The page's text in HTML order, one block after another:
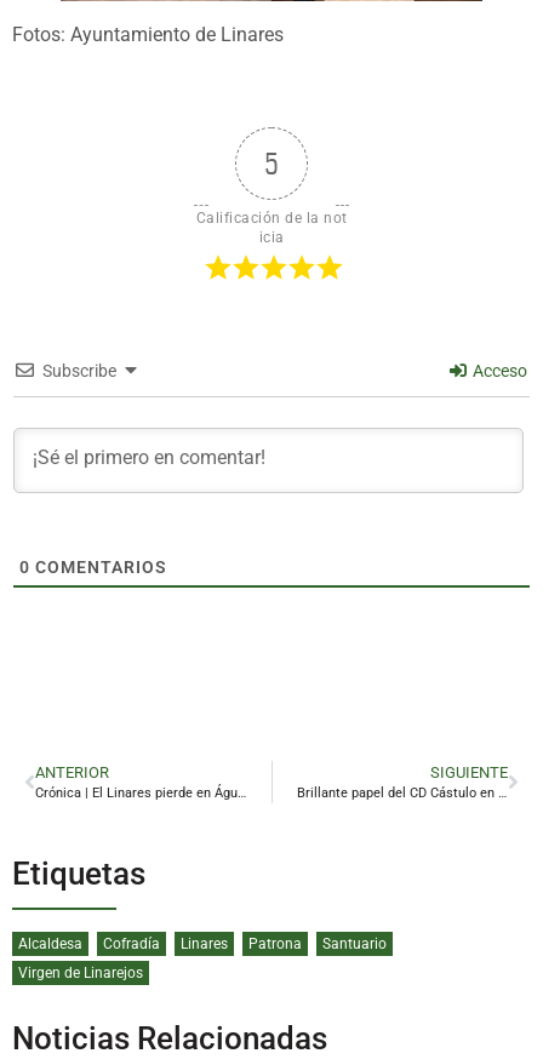
Fotos: Ayuntamiento de Linares
5
Calificación de la not
icia
Subscribe Acceso
0 COMENTARIOS
ANTERIOR
Crónica | El Linares pierde en Águilas y sigue en caída libre
SIGUIENTE
Brillante papel del CD Cástulo en el Campeonato de Andalucía
Etiquetas
Alcaldesa Cofradía Linares Patrona
Santuario
Virgen de Linarejos
Noticias Relacionadas